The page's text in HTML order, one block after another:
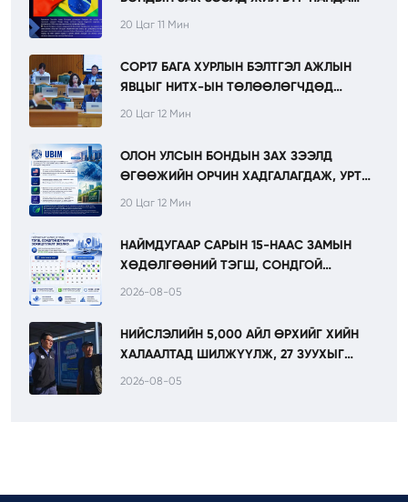
БОНД ГАРГАХААР ТӨЛӨВЛӨЖ БАЙНА.
20 Цаг 11 Мин
COP17 БАГА ХУРЛЫН БЭЛТГЭЛ АЖЛЫН
ЯВЦЫГ НИТХ-ЫН ТӨЛӨӨЛӨГЧДӨД
ТАНИЛЦУУЛЛАА.
20 Цаг 12 Мин
ОЛОН УЛСЫН БОНДЫН ЗАХ ЗЭЭЛД
ӨГӨӨЖИЙН ОРЧИН ХАДГАЛАГДАЖ, УРТ
ХУГАЦААНЫ САНХҮҮЖИЛТИЙН БОЛОМЖ
20 Цаг 12 Мин
НАЙМДУГААР САРЫН 15-НААС ЗАМЫН
ХӨДӨЛГӨӨНИЙ ТЭГШ, СОНДГОЙ
ДУГААРЫН ЗОХИЦУУЛАЛТ ЭХЭЛНЭ.
2026-08-05
НИЙСЛЭЛИЙН 5,000 АЙЛ ӨРХИЙГ ХИЙН
ХАЛААЛТАД ШИЛЖҮҮЛЖ, 27 ЗУУХЫГ
ЦЭВЭР ЭРЧИМ ХҮЧНИЙ ЭХ ҮҮСВЭРТ
2026-08-05